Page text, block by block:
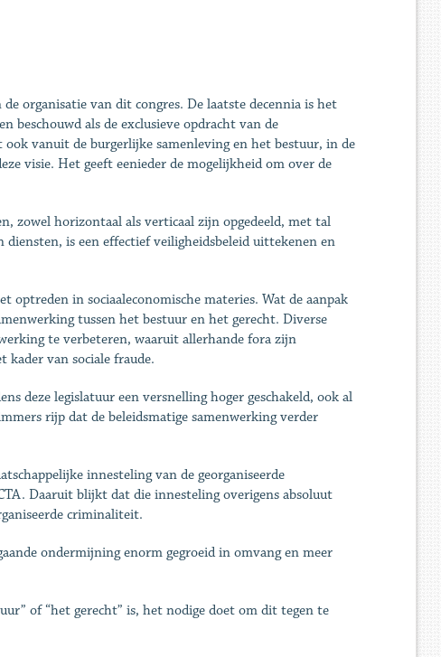
organisatie van dit congres. De laatste decennia is het
beschouwd als de exclusieve opdracht van de
vanuit de burgerlijke samenleving en het bestuur, in de
visie. Het geeft eenieder de mogelijkheid om over de
zowel horizontaal als verticaal zijn opgedeeld, met tal
is een effectief veiligheidsbeleid uittekenen en
in sociaaleconomische materies. Wat de aanpak
tussen het bestuur en het gerecht. Diverse
te verbeteren, waaruit allerhande fora zijn
kader van sociale fraude.
deze legislatuur een versnelling hoger geschakeld, ook al
rijp dat de beleidsmatige samenwerking verder
innesteling van de georganiseerde
Daaruit blijkt dat die innesteling overigens absoluut
criminaliteit.
ondermijning enorm gegroeid in omvang en meer
of “het gerecht” is, het nodige doet om dit tegen te